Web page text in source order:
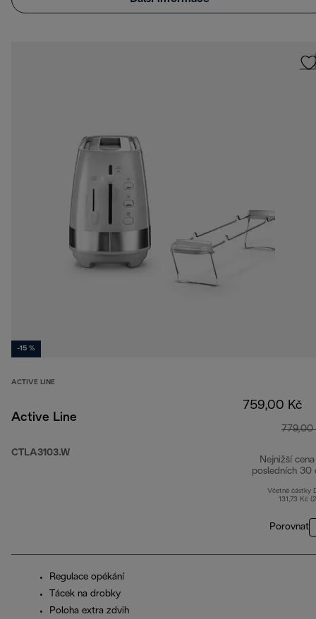
-15 %
ACTIVE LINE
Active Line
CTLA3103.W
759,00 Kč
779,00
Nejnižší
posledních 30
Včetně částky
131,73 Kč
Porovnat
Regulace opékání
Tácek na drobky
Poloha extra zdvih